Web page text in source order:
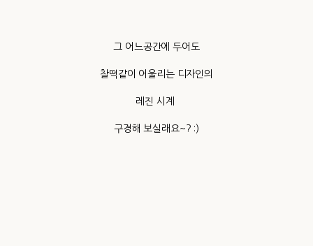
그 어느공간에 두어도
찰떡같이 어울리는 디자인의
레진 시계
구경해 보실래요~? :)